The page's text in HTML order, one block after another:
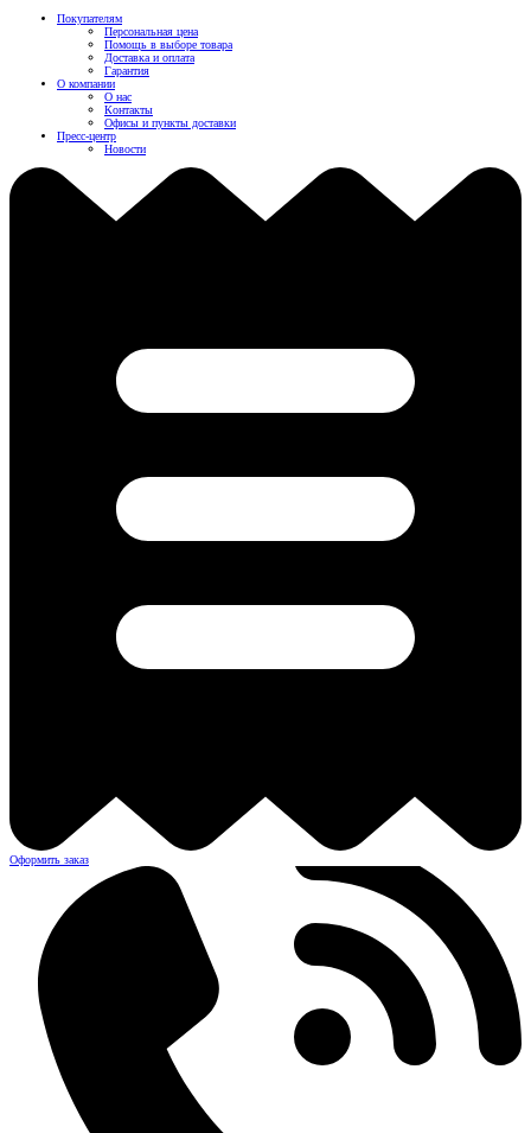
Покупателям
Персональная цена
Помощь в выборе товара
Доставка и оплата
Гарантия
О компании
О нас
Контакты
Офисы и пункты доставки
Пресс-центр
Новости
Оформить заказ